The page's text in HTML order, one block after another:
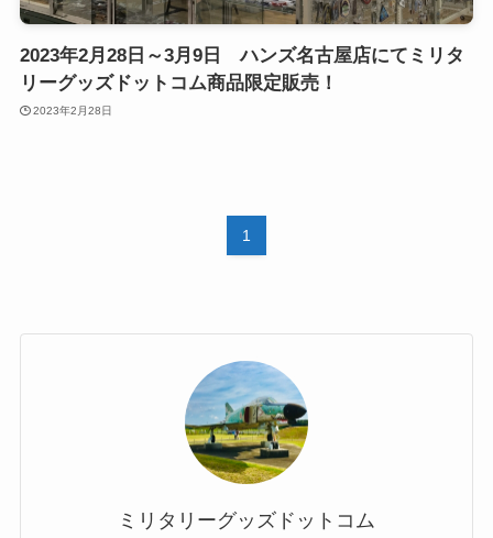
2023年2月28日～3月9日 ハンズ名古屋店にてミリタ
リーグッズドットコム商品限定販売！
2023年2月28日
1
ミリタリーグッズドットコム